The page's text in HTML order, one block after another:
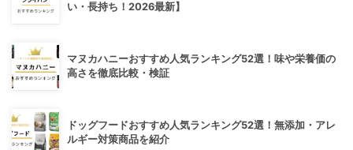
い・長持ち！2026最新】
マヌカハニーおすすめ人気ランキング52選！味や栄養価の
高さを徹底比較・検証
ドッグフードおすすめ人気ランキング52選！無添加・アレ
ルギー対策商品を紹介